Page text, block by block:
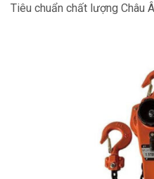
Tiêu chuẩn chất lượng Châu